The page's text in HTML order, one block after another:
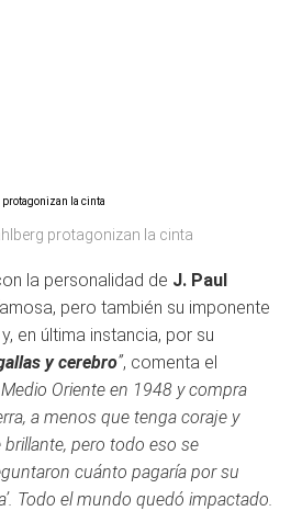
protagonizan la cinta
la personalidad de J. Paul
pero también su imponente
en última instancia, por su
y cerebro”, comenta el
Medio Oriente en 1948 y compra
a menos que tenga coraje y
pero todo eso se
cuánto pagaría por su
Todo el mundo quedó impactado.